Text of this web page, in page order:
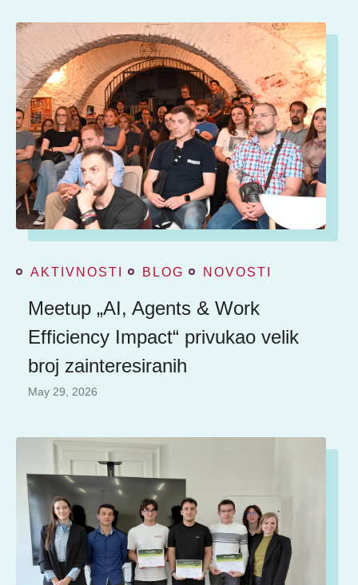
AKTIVNOSTI BLOG NOVOSTI
Meetup „AI, Agents & Work
Efficiency Impact“ privukao velik
broj zainteresiranih
May 29, 2026